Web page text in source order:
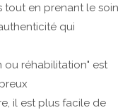
en prenant le soin
qui
réhabilitation" est
il est plus facile de